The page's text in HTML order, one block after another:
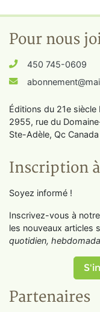
Pour nous
450 745-0609
Éditions du 21e siècle
2955, rue du
Ste-Adèle, Qc
Inscription
Soyez informé !
Inscrivez-vous à notre
les nouveaux articles
quotidien,
Partenaires